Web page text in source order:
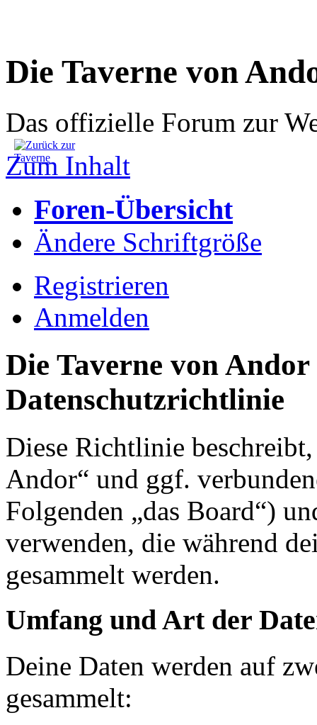
Die Taverne von
Das offizielle Forum zur
Zum Inhalt
Foren-Übersicht
Ändere Schriftgröße
Registrieren
Anmelden
Die Taverne von Andor
Datenschutzrichtlinie
Diese Richtlinie
Andor“ und ggf.
Folgenden „das Board“)
verwenden, die während
gesammelt werden.
Umfang und Art der
Deine Daten werden auf
gesammelt: